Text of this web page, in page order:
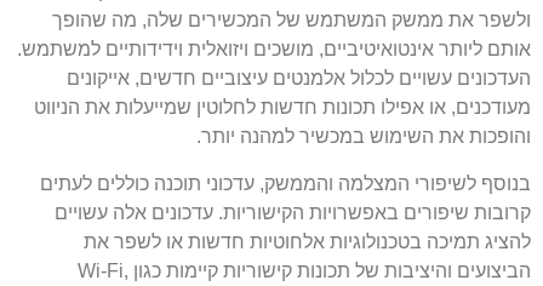
ולשפר את ממשק המשתמש של המכשירים שלה, מה שהופך
אותם ליותר אינטואיטיביים, מושכים ויזואלית וידידותיים למשתמש.
העדכונים עשויים לכלול אלמנטים עיצוביים חדשים, אייקונים
מעודכנים, או אפילו תכונות חדשות לחלוטין שמייעלות את הניווט
והופכות את השימוש במכשיר למהנה יותר.
בנוסף לשיפורי המצלמה והממשק, עדכוני תוכנה כוללים לעתים
קרובות שיפורים באפשרויות הקישוריות. עדכונים אלה עשויים
להציג תמיכה בטכנולוגיות אלחוטיות חדשות או לשפר את
הביצועים והיציבות של תכונות קישוריות קיימות כגון Wi-Fi,